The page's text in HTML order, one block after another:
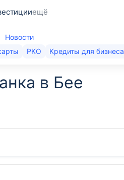
ещё
Новости
РКО Кредиты для бизнеса
в Бее